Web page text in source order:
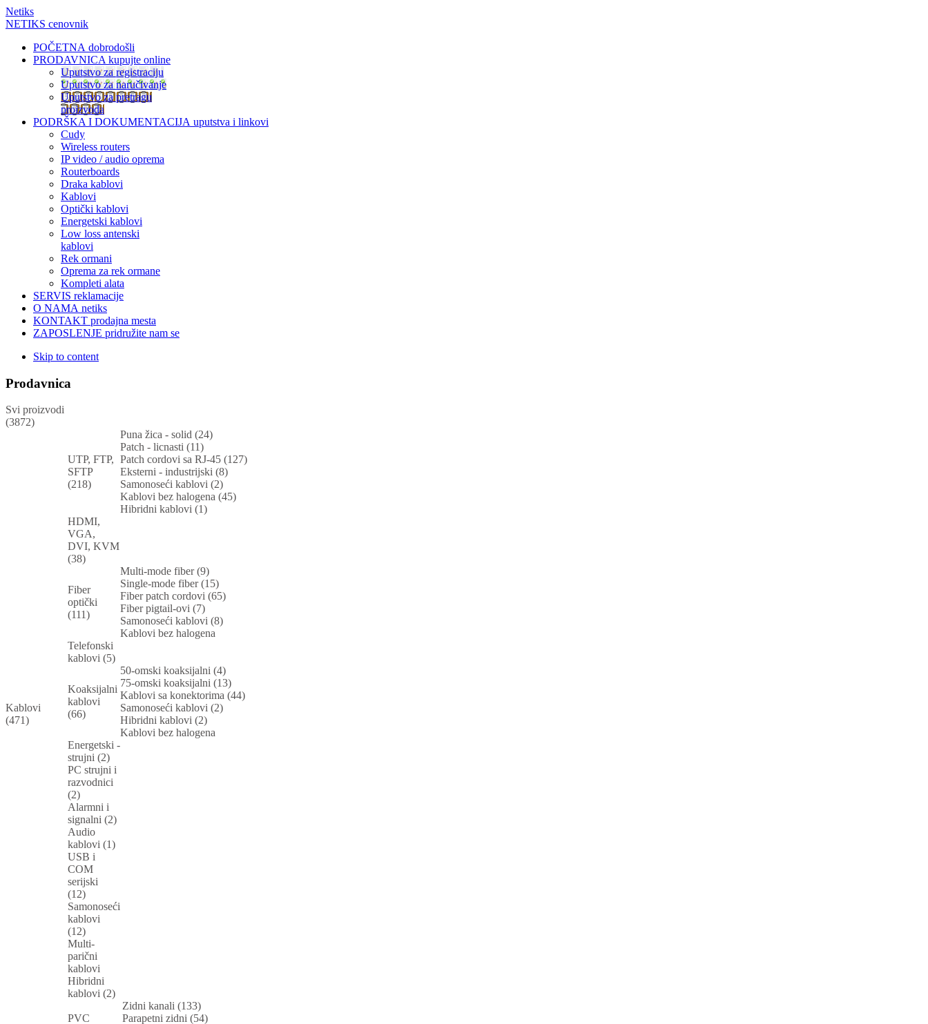
Netiks
NETIKS cenovnik
POČETNA dobrodošli
PRODAVNICA kupujte online
Uputstvo za registraciju
Uputstvo za naručivanje
Uputstvo za pretragu
proizvoda
PODRŠKA I DOKUMENTACIJA uputstva i linkovi
Cudy
Wireless routers
IP video / audio oprema
Routerboards
Draka kablovi
Kablovi
Optički kablovi
Energetski kablovi
Low loss antenski
kablovi
Rek ormani
Oprema za rek ormane
Kompleti alata
SERVIS reklamacije
O NAMA netiks
KONTAKT prodajna mesta
ZAPOSLENJE pridružite nam se
Skip to content
Prodavnica
Svi proizvodi
(3872)
Kablovi
(471)
UTP, FTP,
SFTP
(218)
Puna žica - solid (24)
Patch - licnasti (11)
Patch cordovi sa RJ-45 (127)
Eksterni - industrijski (8)
Samonoseći kablovi (2)
Kablovi bez halogena (45)
Hibridni kablovi (1)
HDMI,
VGA,
DVI, KVM
(38)
Fiber
optički
(111)
Multi-mode fiber (9)
Single-mode fiber (15)
Fiber patch cordovi (65)
Fiber pigtail-ovi (7)
Samonoseći kablovi (8)
Kablovi bez halogena
Telefonski
kablovi (5)
Koaksijalni
kablovi
(66)
50-omski koaksijalni (4)
75-omski koaksijalni (13)
Kablovi sa konektorima (44)
Samonoseći kablovi (2)
Hibridni kablovi (2)
Kablovi bez halogena
Energetski -
strujni (2)
PC strujni i
razvodnici
(2)
Alarmni i
signalni (2)
Audio
kablovi (1)
USB i
COM
serijski
(12)
Samonoseći
kablovi
(12)
Multi-
parični
kablovi
Hibridni
kablovi (2)
PVC
Zidni kanali (133)
Parapetni zidni (54)